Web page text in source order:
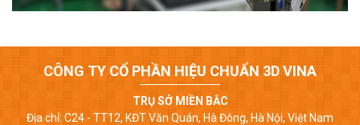
CÔNG TY CỔ PHẦN HIỆU CHUẨN 3D VINA
TRỤ SỞ MIỀN BẮC
Địa chỉ: C24 - TT12, KĐT Văn Quán, Hà Đông, Hà Nội, Việt Nam